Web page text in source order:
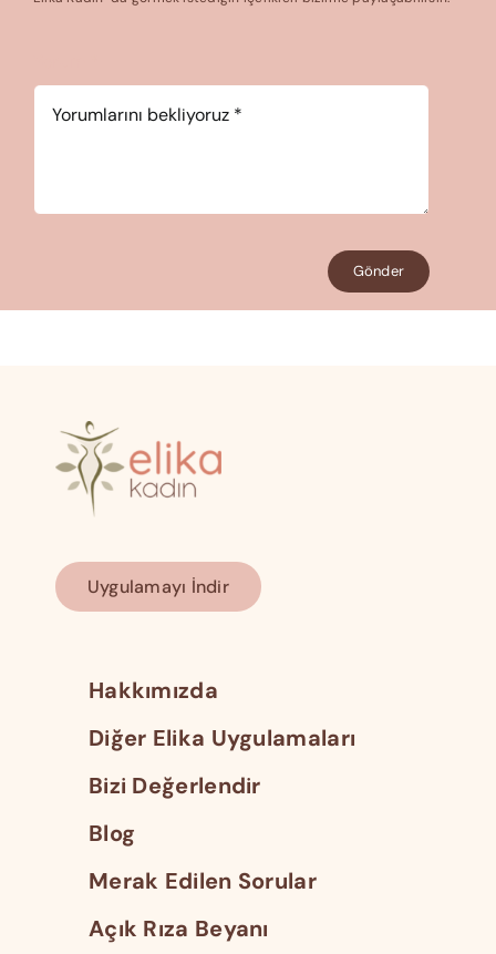
Gönder
Uygulamayı İndir
Hakkımızda
Diğer Elika Uygulamaları
Bizi Değerlendir
Blog
Merak Edilen Sorular
Açık Rıza Beyanı